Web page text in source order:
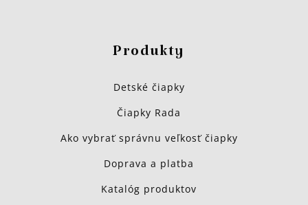
Produkty
Detské čiapky
Čiapky Rada
Ako vybrať správnu veľkosť čiapky
Doprava a platba
Katalóg produktov